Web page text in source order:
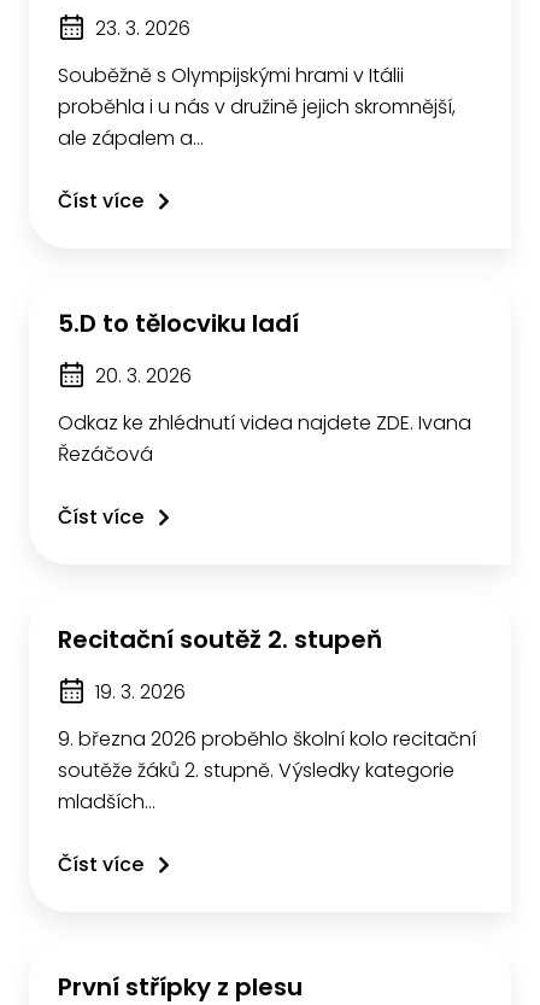
23. 3. 2026
Souběžně s Olympijskými hrami v Itálii
proběhla i u nás v družině jejich skromnější,
ale zápalem a…
Číst více
5.D to tělocviku ladí
20. 3. 2026
Odkaz ke zhlédnutí videa najdete ZDE. Ivana
Řezáčová
Číst více
Recitační soutěž 2. stupeň
19. 3. 2026
9. března 2026 proběhlo školní kolo recitační
soutěže žáků 2. stupně. Výsledky kategorie
mladších…
Číst více
První střípky z plesu